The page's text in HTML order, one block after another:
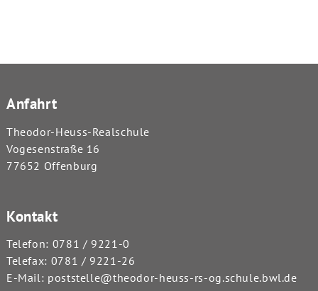
Anfahrt
Theodor-Heuss-Realschule
Vogesenstraße 16
77652 Offenburg
Kontakt
Telefon: 0781 / 9221-0
Telefax: 0781 / 9221-26
E-Mail: poststelle@theodor-heuss-rs-og.schule.bwl.de